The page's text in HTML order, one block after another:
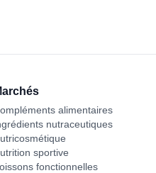
alimentaires
nutraceutiques
sportive
fonctionnelles